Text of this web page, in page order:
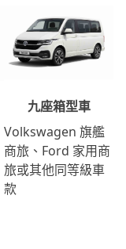
九座箱型車
Volkswagen 旗艦
商旅、Ford 家用商
旅或其他同等級車
款